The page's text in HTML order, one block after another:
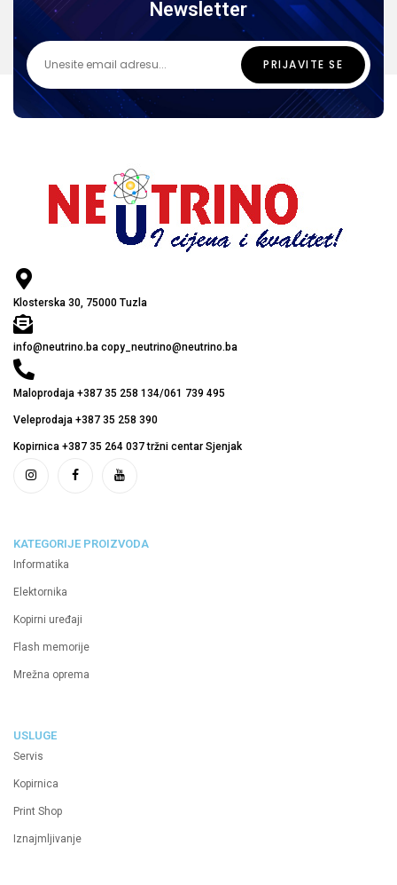
Newsletter
Klosterska 30, 75000 Tuzla
info@neutrino.ba copy_neutrino@neutrino.ba
Maloprodaja +387 35 258 134/061 739 495
Veleprodaja +387 35 258 390
Kopirnica +387 35 264 037 tržni centar Sjenjak
KATEGORIJE PROIZVODA
Informatika
Elektornika
Kopirni uređaji
Flash memorije
Mrežna oprema
USLUGE
Servis
Kopirnica
Print Shop
Iznajmljivanje